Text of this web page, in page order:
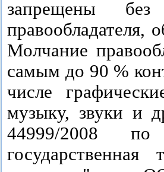
запрещены
правообладателя,
Молчание
самым до 90 %
числе
музыку, звуки и
44999/2008
государственная